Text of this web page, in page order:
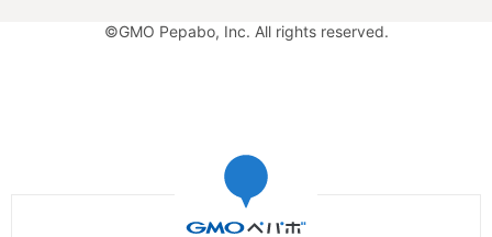
©GMO Pepabo, Inc. All rights reserved.